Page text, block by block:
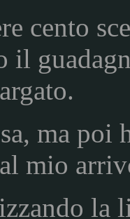
cento
il
ma
mio
la